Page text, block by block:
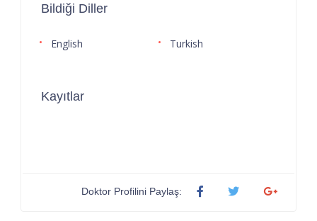
Bildiği Diller
English Turkish
Kayıtlar
Doktor Profilini Paylaş: